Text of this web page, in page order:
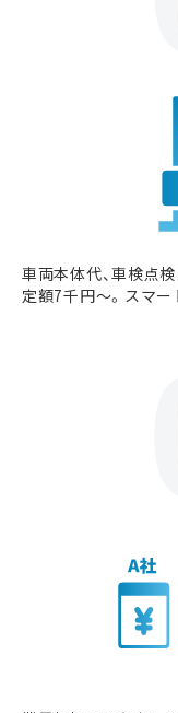
車両本体代、車検点
定額7千円〜。スマー